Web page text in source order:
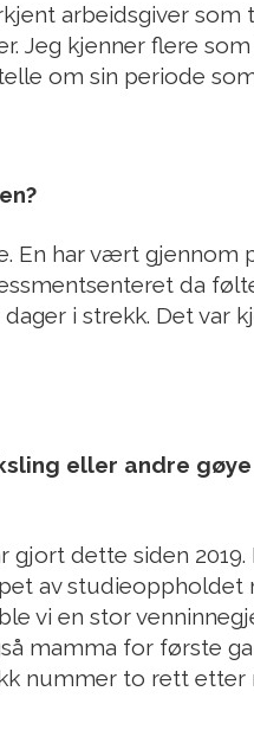
arbeidsgiver
Jeg kjenner flere
om sin periode
En har vært gjennom
da
i strekk. Det var
eller andre
gjort dette siden 2019.
av studieoppholdet
vi en stor
mamma for første
nummer to rett etter